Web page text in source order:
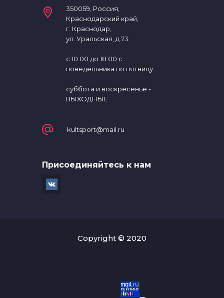
350059, Россия,
Краснодарский край,
г. Краснодар,
ул. Уральская, д.73
с 10:00 до 18:00 с
понедельника по пятницу
суббота и воскресенье -
ВЫХОДНЫЕ
kultsport@mail.ru
Присоединяйтесь к нам
Copyright © 2020